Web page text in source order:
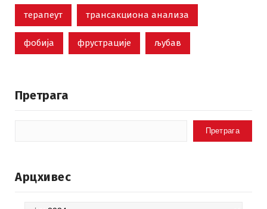
терапеут трансакциона анализа
фобија фрустрације љубав
Претрага
Претрага
Арцхивес